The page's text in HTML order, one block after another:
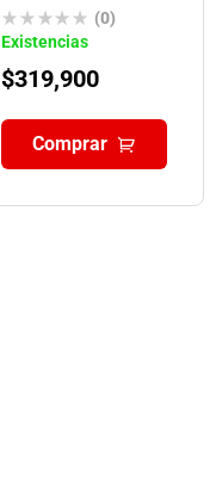
Toyota Hilux
(0)
Existencias
$319,900
Comprar